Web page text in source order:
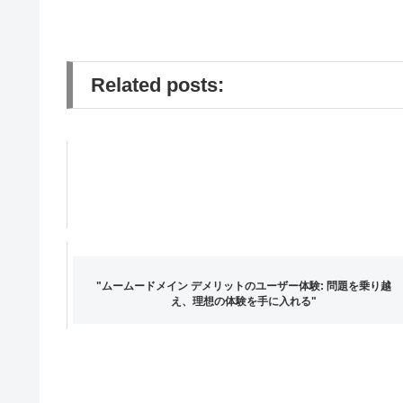
Related posts:
"ムームードメイン デメリットのユーザー体験: 問題を乗り越
え、理想の体験を手に入れる"